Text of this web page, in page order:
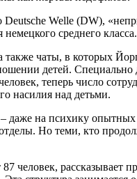
Deutsche Welle (DW),
среднего
чаты, в которых
детей.
теперь число
насилия над детьми.
даже на психику
Но теми, кто
человек,